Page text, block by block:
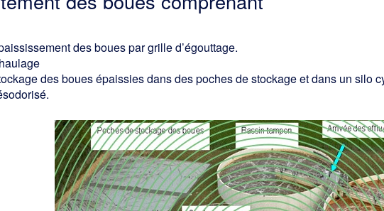
des boues par grille d’égouttage.
des boues épaissies dans des poches de stockage et dans un silo